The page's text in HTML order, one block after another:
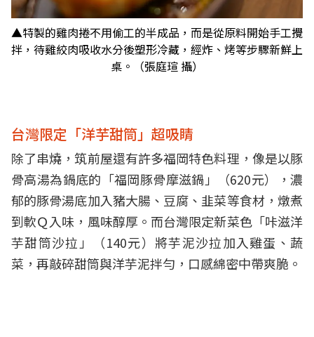
▲特製的雞肉捲不用偷工的半成品，而是從原料開始手工攪
拌，待雞絞肉吸收水分後塑形冷藏，經炸、烤等步驟新鮮上
桌。（張庭瑄 攝）
台灣限定「洋芋甜筒」超吸睛
除了串燒，筑前屋還有許多福岡特色料理，像是以豚
骨高湯為鍋底的「福岡豚骨摩滋鍋」（620元），濃
郁的豚骨湯底加入豬大腸、豆腐、韭菜等食材，燉煮
到軟Ｑ入味，風味醇厚。而台灣限定新菜色「咔滋洋
芋甜筒沙拉」（140元）將芋泥沙拉加入雞蛋、蔬
菜，再敲碎甜筒與洋芋泥拌勻，口感綿密中帶爽脆。